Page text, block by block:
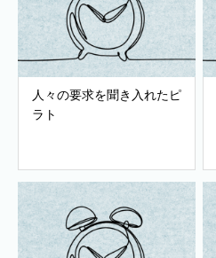
人々の要求を聞き入れたピ
ラト